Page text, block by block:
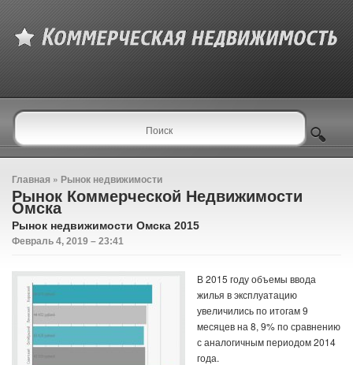
Главная » Рынок недвижимости
Рынок Коммерческой Недвижимости
Омска
Рынок недвижимости Омска 2015
Февраль 4, 2019 – 23:41
В 2015 году объемы ввода
жилья в эксплуатацию
увеличились по итогам 9
месяцев на 8, 9% по сравнению
с аналогичным периодом 2014
года.